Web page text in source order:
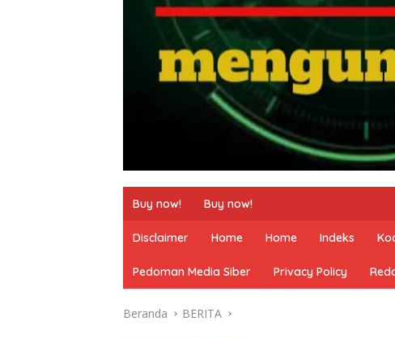
Buy now! Buy now!
Disclaimer Home Home Indeks
Pedoman Media Siber Privacy Policy
Beranda BERITA